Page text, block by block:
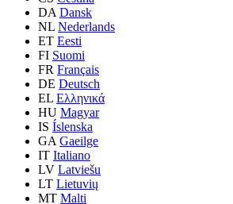
DA Dansk
NL Nederlands
ET Eesti
FI Suomi
FR Français
DE Deutsch
EL Ελληνικά
HU Magyar
IS Íslenska
GA Gaeilge
IT Italiano
LV Latviešu
LT Lietuvių
MT Malti